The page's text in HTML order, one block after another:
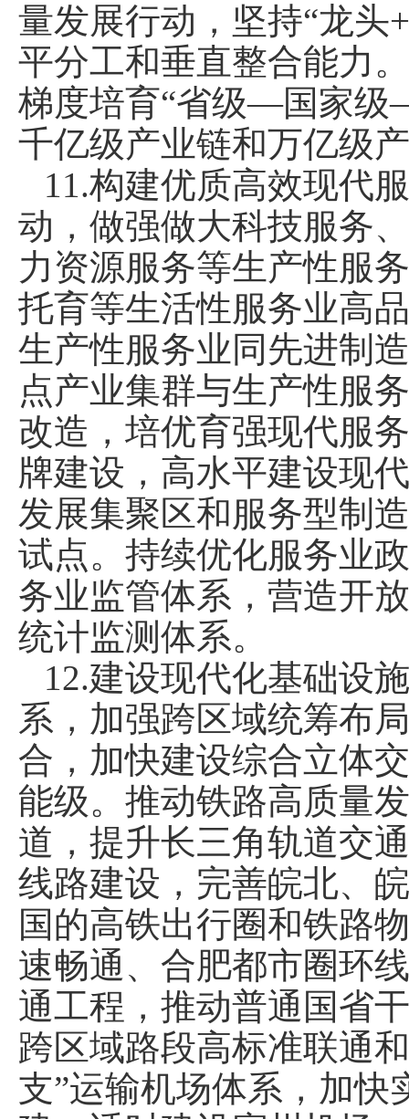
量发展行动，坚持“龙头
平分工和垂直整合能力
梯度培育“省级—国家级
千亿级产业链和万亿级
11.构建优质高效现代
动，做强做大科技服务
力资源服务等生产性服
托育等生活性服务业高
生产性服务业同先进制
点产业集群与生产性服
改造，培优育强现代服
牌建设，高水平建设现
发展集聚区和服务型制
试点。持续优化服务业
务业监管体系，营造开
统计监测体系。
12.建设现代化基础设
系，加强跨区域统筹布
合，加快建设综合立体
能级。推动铁路高质量
道，提升长三角轨道交
线路建设，完善皖北、
国的高铁出行圈和铁路
速畅通、合肥都市圈环
通工程，推动普通国省
跨区域路段高标准联通
支”运输机场体系，加